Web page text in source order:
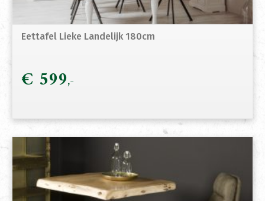
Eettafel Lieke Landelijk 180cm
€ 599